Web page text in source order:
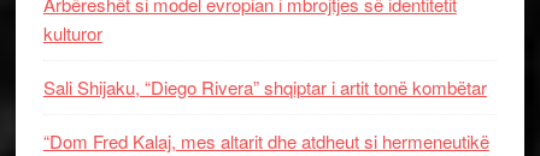
kulturor
Sali Shijaku, “Diego Rivera” shqiptar i artit tonë kombëtar
“Dom Fred Kalaj, mes altarit dhe atdheut si hermeneutikë